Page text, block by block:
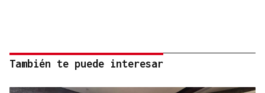
También te puede interesar